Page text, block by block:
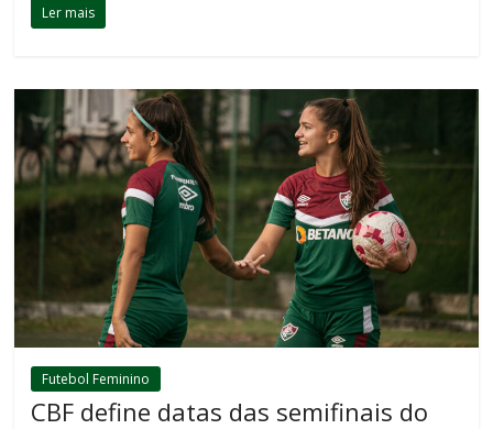
Ler mais
Futebol Feminino
CBF define datas das semifinais do